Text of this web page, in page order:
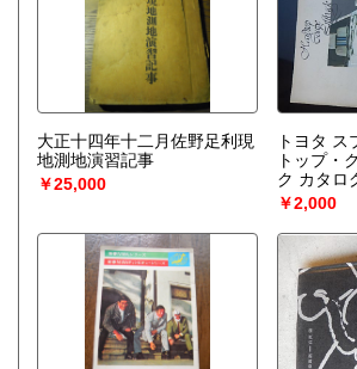
て、統一的な観点からの説明を試みる。
大正十四年十二月佐野足利現
地測地演習記事
￥25,000
トヨタ ス
トップ・
ク カタロ
￥2,000